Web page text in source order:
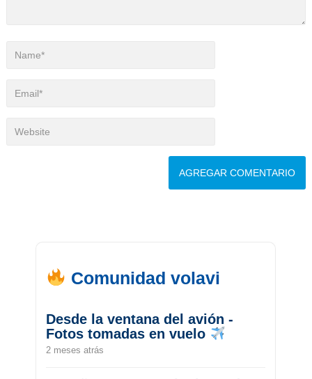
Comunidad volavi
Desde la ventana del avión -
Fotos tomadas en vuelo
2 meses atrás